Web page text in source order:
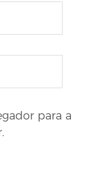
para a